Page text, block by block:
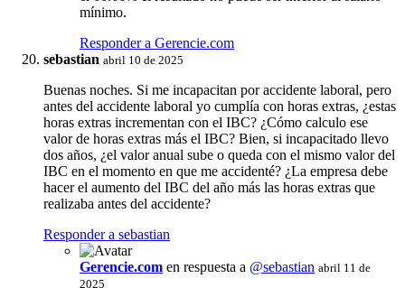
mínimo.
Responder a Gerencie.com
sebastian abril 10 de 2025
Buenas noches. Si me incapacitan por accidente laboral, pero
antes del accidente laboral yo cumplía con horas extras, ¿estas
horas extras incrementan con el IBC? ¿Cómo calculo ese
valor de horas extras más el IBC? Bien, si incapacitado llevo
dos años, ¿el valor anual sube o queda con el mismo valor del
IBC en el momento en que me accidenté? ¿La empresa debe
hacer el aumento del IBC del año más las horas extras que
realizaba antes del accidente?
Responder a sebastian
Gerencie.com en respuesta a @sebastian abril 11 de
2025